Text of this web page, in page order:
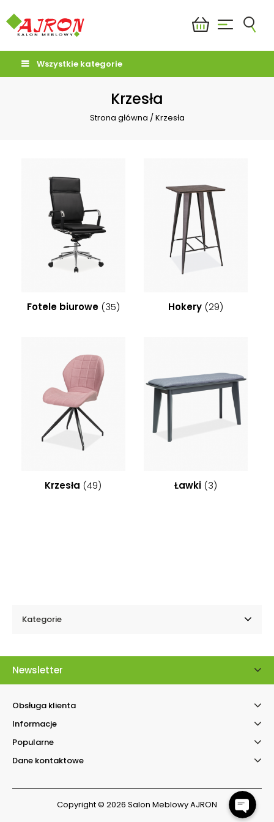
Wszystkie kategorie
Krzesła
Strona główna / Krzesła
Fotele biurowe (35) Hokery (29)
Krzesła (49) Ławki (3)
Kategorie
Newsletter
Obsługa klienta
Informacje
Popularne
Dane kontaktowe
Copyright © 2026 Salon Meblowy AJRON
Kontakt
Facebook Messenger